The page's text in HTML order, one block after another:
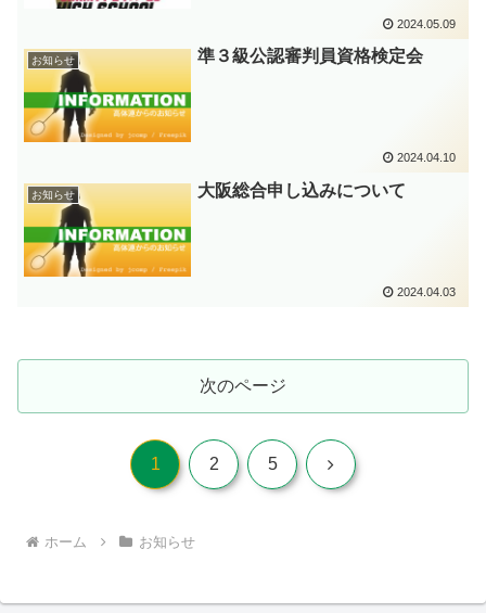
2024.05.09
お知らせ 準３級公認審判員資格検定会
2024.04.10
お知らせ 大阪総合申し込みについて
2024.04.03
次のページ
1 2 5 次
ホーム お知らせ